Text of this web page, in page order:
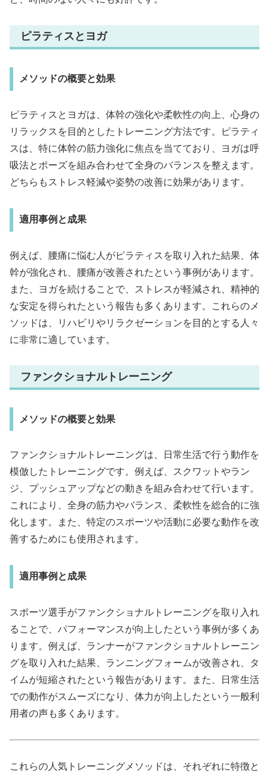
ピラティスとヨガ
メソッドの概要と効果
ピラティスとヨガは、体幹の強化や柔軟性の向上、心身の
リラックスを目的としたトレーニング方法です。ピラティ
スは、特に体幹の筋力強化に焦点を当てており、ヨガは呼
吸法とポーズを組み合わせて全身のバランスを整えます。
どちらもストレス軽減や姿勢の改善に効果があります。
適用事例と成果
例えば、腰痛に悩む人がピラティスを取り入れた結果、体
幹が強化され、腰痛が改善されたという事例があります。
また、ヨガを続けることで、ストレスが軽減され、精神的
な安定を得られたという報告も多くあります。これらのメ
ソッドは、リハビリやリラクゼーションを目的とする人々
に非常に適しています。
ファンクショナルトレーニング
メソッドの概要と効果
ファンクショナルトレーニングは、日常生活で行う動作を
模倣したトレーニングです。例えば、スクワットやラン
ジ、プッシュアップなどの動きを組み合わせて行います。
これにより、全身の筋力やバランス、柔軟性を総合的に強
化します。また、特定のスポーツや活動に必要な動作を改
善するためにも使用されます。
適用事例と成果
スポーツ選手がファンクショナルトレーニングを取り入れ
ることで、パフォーマンスが向上したという事例が多くあ
ります。例えば、ランナーがファンクショナルトレーニン
グを取り入れた結果、ランニングフォームが改善され、タ
イムが短縮されたという報告があります。また、日常生活
での動作がスムーズになり、体力が向上したという一般利
用者の声も多くあります。
これらの人気トレーニングメソッドは、それぞれに特徴と